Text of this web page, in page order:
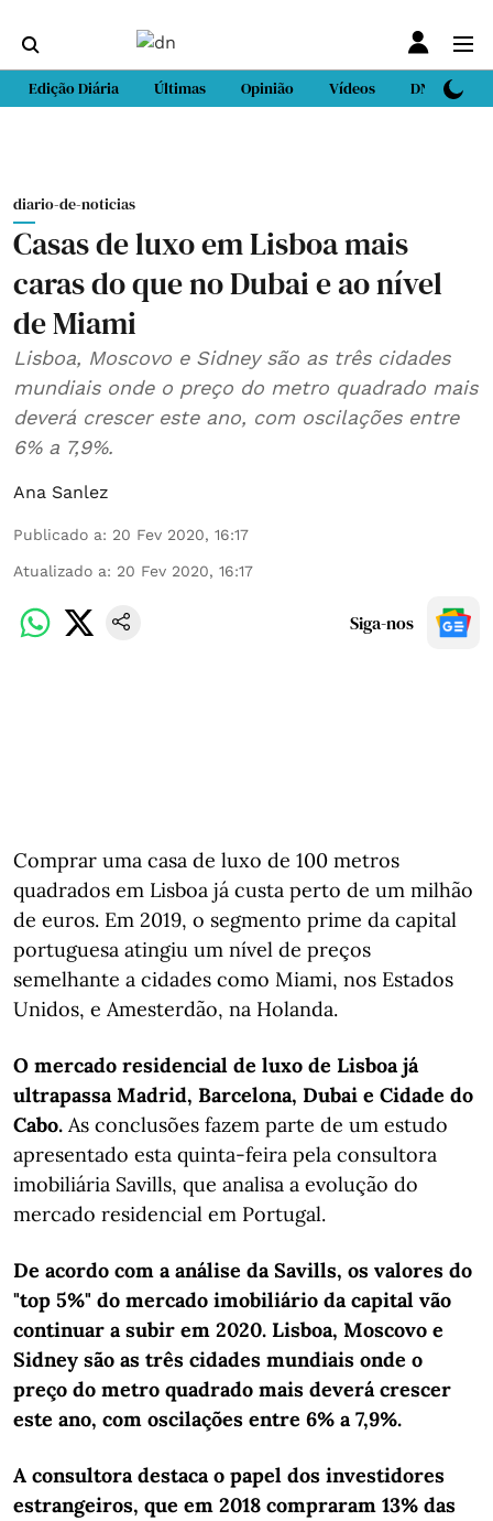
Edição Diária Últimas Opinião Vídeos DN Sport
diario-de-noticias
Casas de luxo em Lisboa mais
caras do que no Dubai e ao nível
de Miami
Lisboa, Moscovo e Sidney são as três cidades
mundiais onde o preço do metro quadrado mais
deverá crescer este ano, com oscilações entre
6% a 7,9%.
Ana Sanlez
Publicado a: 20 Fev 2020, 16:17
Atualizado a: 20 Fev 2020, 16:17
Siga-nos
Comprar uma casa de luxo de 100 metros
quadrados em Lisboa já custa perto de um milhão
de euros. Em 2019, o segmento prime da capital
portuguesa atingiu um nível de preços
semelhante a cidades como Miami, nos Estados
Unidos, e Amesterdão, na Holanda.
O mercado residencial de luxo de Lisboa já
ultrapassa Madrid, Barcelona, Dubai e Cidade do
Cabo. As conclusões fazem parte de um estudo
apresentado esta quinta-feira pela consultora
imobiliária Savills, que analisa a evolução do
mercado residencial em Portugal.
De acordo com a análise da Savills, os valores do
"top 5%" do mercado imobiliário da capital vão
continuar a subir em 2020. Lisboa, Moscovo e
Sidney são as três cidades mundiais onde o
preço do metro quadrado mais deverá crescer
este ano, com oscilações entre 6% a 7,9%.
A consultora destaca o papel dos investidores
estrangeiros, que em 2018 compraram 13% das